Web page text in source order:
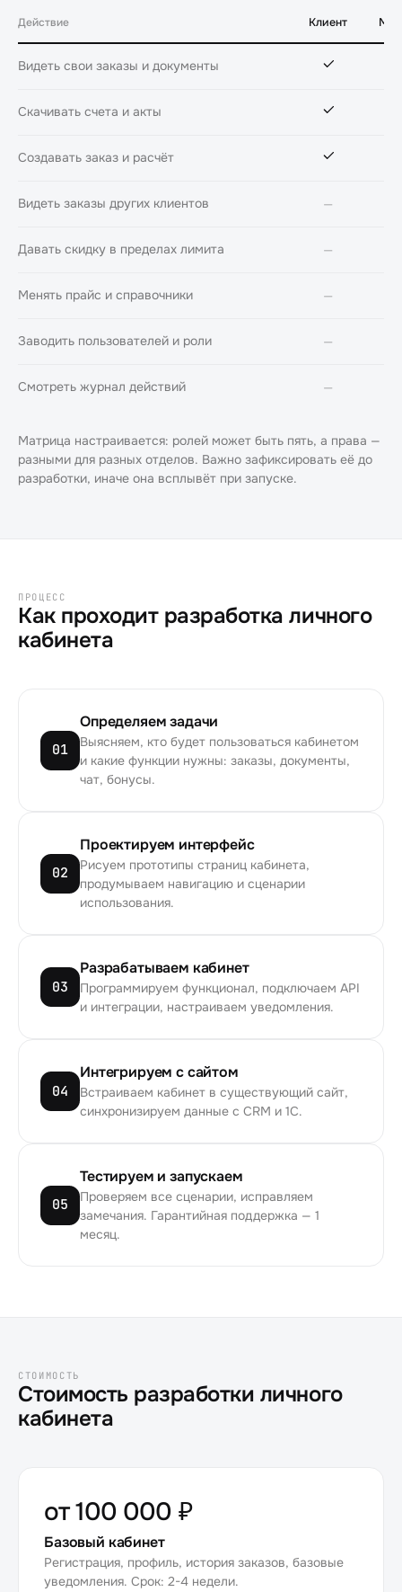
Действие Клиент
Видеть свои заказы и документы
Скачивать счета и акты
Создавать заказ и расчёт
Видеть заказы других клиентов —
Давать скидку в пределах лимита —
Менять прайс и справочники —
Заводить пользователей и роли —
Смотреть журнал действий —
Матрица настраивается: ролей может быть пять, а права —
разными для разных отделов. Важно зафиксировать её до
разработки, иначе она всплывёт при запуске.
ПРОЦЕСС
Как проходит разработка личного
кабинета
01
Определяем задачи
Выясняем, кто будет пользоваться кабинетом
и какие функции нужны: заказы, документы,
чат, бонусы.
02
Проектируем интерфейс
Рисуем прототипы страниц кабинета,
продумываем навигацию и сценарии
использования.
03
Разрабатываем кабинет
Программируем функционал, подключаем API
и интеграции, настраиваем уведомления.
04
Интегрируем с сайтом
Встраиваем кабинет в существующий сайт,
синхронизируем данные с CRM и 1С.
05
Тестируем и запускаем
Проверяем все сценарии, исправляем
замечания. Гарантийная поддержка — 1
месяц.
СТОИМОСТЬ
Стоимость разработки личного
кабинета
от 100 000 ₽
Базовый кабинет
Регистрация, профиль, история заказов, базовые
уведомления. Срок: 2-4 недели.